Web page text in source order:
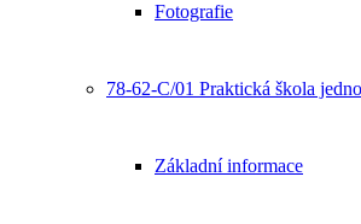
Fotografie
78-62-C/01 Praktická škola
Základní informace